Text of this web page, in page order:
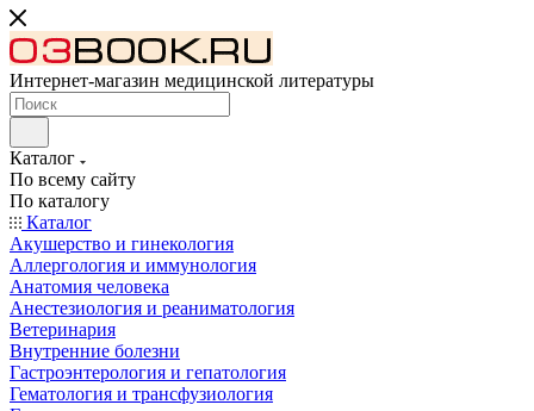
Интернет-магазин медицинской литературы
Каталог
По всему сайту
По каталогу
Каталог
Акушерство и гинекология
Аллергология и иммунология
Анатомия человека
Анестезиология и реаниматология
Ветеринария
Внутренние болезни
Гастроэнтерология и гепатология
Гематология и трансфузиология